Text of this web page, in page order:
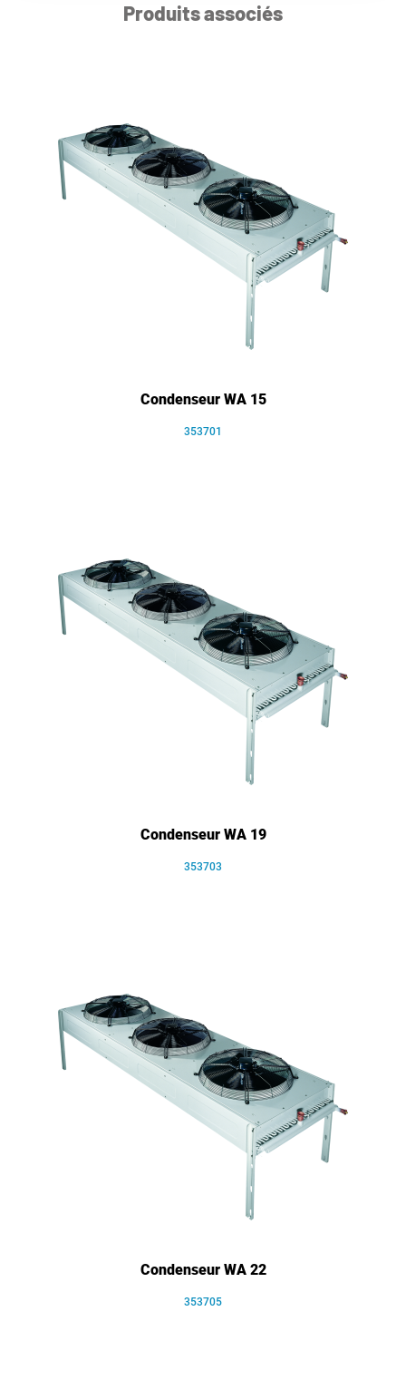
Produits associés
Condenseur WA 15
353701
Condenseur WA 19
353703
Condenseur WA 22
353705